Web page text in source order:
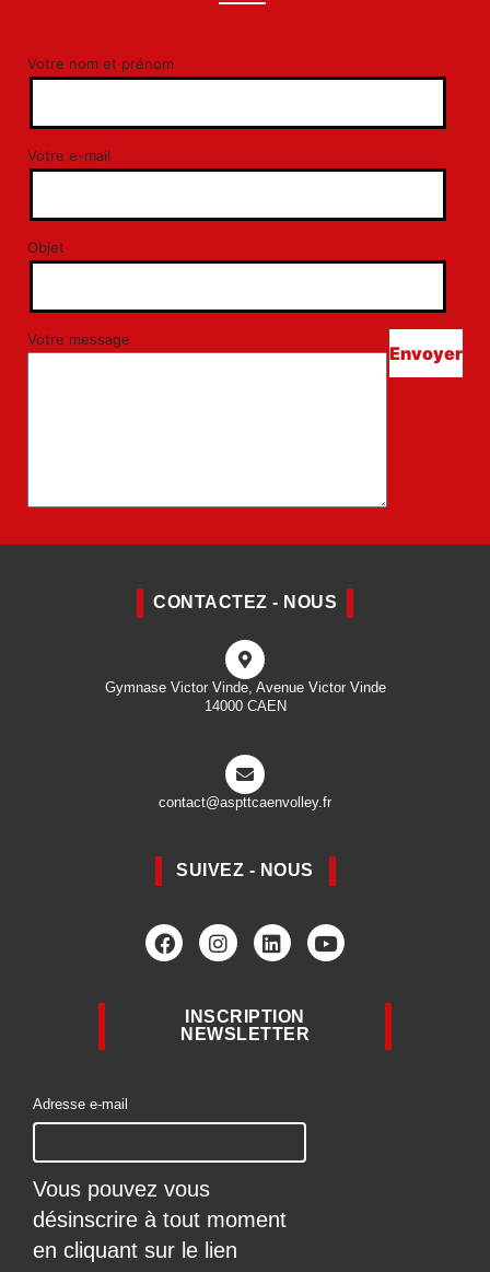
Votre nom et prénom
Votre e-mail
Objet
Votre message
CONTACTEZ - NOUS
Gymnase Victor Vinde, Avenue Victor Vinde
14000 CAEN
contact@aspttcaenvolley.fr
SUIVEZ - NOUS
INSCRIPTION
NEWSLETTER
Adresse e-mail
Vous pouvez vous
désinscrire à tout moment
en cliquant sur le lien